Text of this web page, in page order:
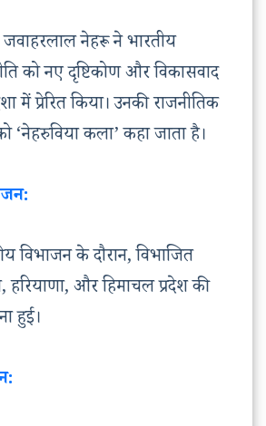
नेहरू ने भारतीय
को नए दृष्टिकोण और विकासवाद
में प्रेरित किया। उनकी राजनीतिक
‘नेहरुविया कला’ कहा जाता है।
विभाजन के दौरान, विभाजित
हरियाणा, और हिमाचल प्रदेश की
हुई।